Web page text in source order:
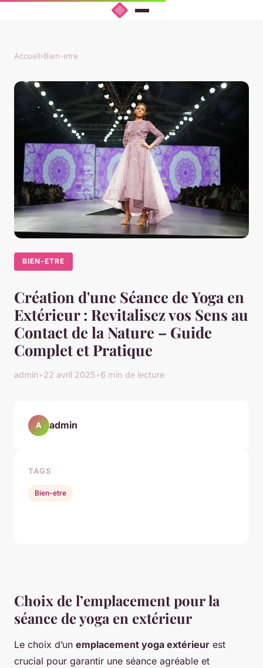
Accueil›Bien-etre
BIEN-ETRE
Création d'une Séance de Yoga en
Extérieur : Revitalisez vos Sens au
Contact de la Nature – Guide
Complet et Pratique
admin•22 avril 2025•6 min de lecture
Choix de l’emplacement pour la
séance de yoga en extérieur
Le choix d’un emplacement yoga extérieur est
crucial pour garantir une séance agréable et
A admin
TAGS
Bien-etre